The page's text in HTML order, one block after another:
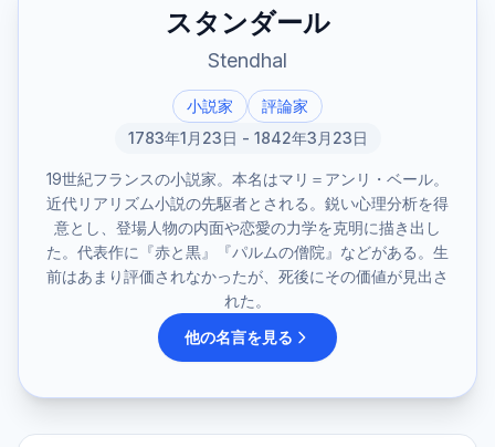
スタンダール
Stendhal
小説家
評論家
1783年1月23日 - 1842年3月23日
19世紀フランスの小説家。本名はマリ＝アンリ・ベール。
近代リアリズム小説の先駆者とされる。鋭い心理分析を得
意とし、登場人物の内面や恋愛の力学を克明に描き出し
た。代表作に『赤と黒』『パルムの僧院』などがある。生
前はあまり評価されなかったが、死後にその価値が見出さ
れた。
他の名言を見る